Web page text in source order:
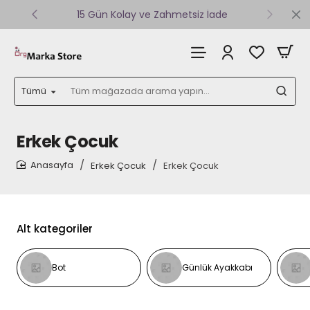
15 Gün Kolay ve Zahmetsiz İade
Tümü
Tüm
mağazada
yapın...
Erkek Çocuk
Erkek Çocuk Erkek Çocuk
Alt kategoriler
Bot Günlük Ayakkabı